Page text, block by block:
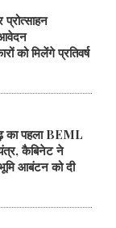
को मिलेंगे प्रतिवर्ष
का पहला BEML
कैबिनेट ने
आबंटन को दी